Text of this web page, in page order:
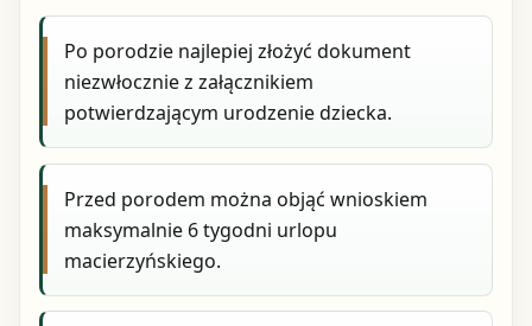
Po porodzie najlepiej złożyć dokument
niezwłocznie z załącznikiem
potwierdzającym urodzenie dziecka.
Przed porodem można objąć wnioskiem
maksymalnie 6 tygodni urlopu
macierzyńskiego.